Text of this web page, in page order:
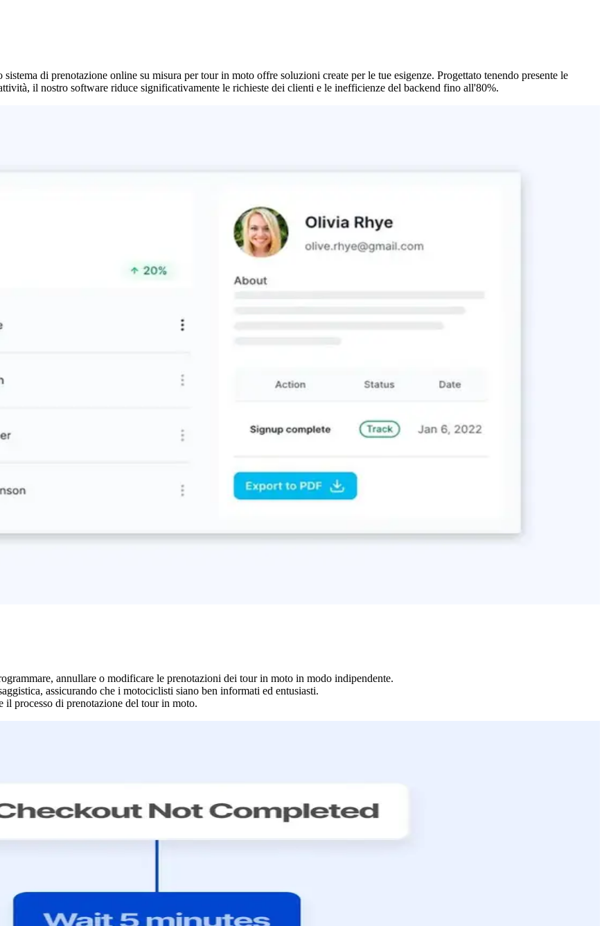
di prenotazione online su misura per tour in moto offre soluzioni create per le tue esigenze. Progettato tenendo presente le
il nostro software riduce significativamente le richieste dei clienti e le inefficienze del backend fino all'80%.
annullare o modificare le prenotazioni dei tour in moto in modo indipendente.
assicurando che i motociclisti siano ben informati ed entusiasti.
processo di prenotazione del tour in moto.